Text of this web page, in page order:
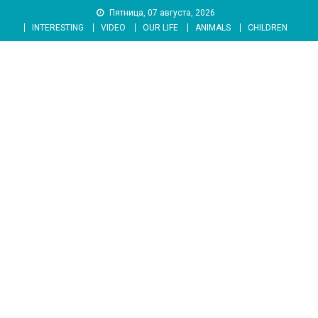
content
Пятница, 07 августа, 2026
INTERESTING
VIDEO OUR LIFE ANIMALS CHILDREN